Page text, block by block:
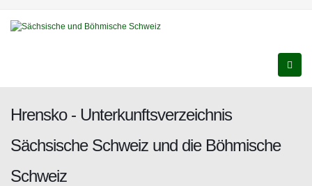
Hrensko - Unterkunftsverzeichnis
Sächsische Schweiz und die Böhmische
Schweiz